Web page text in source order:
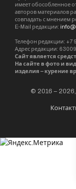
имеет обособленное
авторов материалов
совпадать с мнением
E-Mail редакции:
Телефон редакции: +7
Адрес редакции:
Сайт является
На сайте в фото и
изделия – курение
© 2016 –